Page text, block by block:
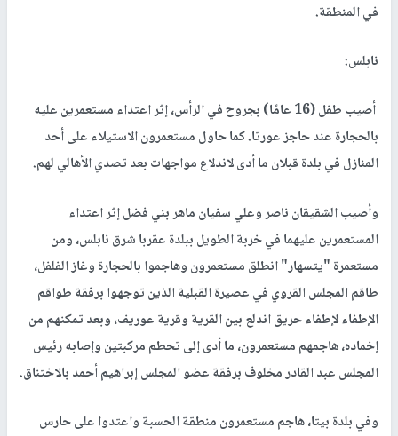
في المنطقة.
نابلس:
أصيب طفل (16 عامًا) بجروح في الرأس، إثر اعتداء مستعمرين عليه
بالحجارة عند حاجز عورتا. كما حاول مستعمرون الاستيلاء على أحد
المنازل في بلدة قبلان ما أدى لاندلاع مواجهات بعد تصدي الأهالي لهم.
وأصيب الشقيقان ناصر وعلي سفيان ماهر بني فضل إثر اعتداء
المستعمرين عليهما في خربة الطويل ببلدة عقربا شرق نابلس، ومن
مستعمرة "يتسهار" انطلق مستعمرون وهاجموا بالحجارة وغاز الفلفل،
طاقم المجلس القروي في عصيرة القبلية الذين توجهوا برفقة طواقم
الإطفاء لإطفاء حريق اندلع بين القرية وقرية عوريف، وبعد تمكنهم من
إخماده، هاجمهم مستعمرون، ما أدى إلى تحطم مركبتين وإصابه رئيس
المجلس عبد القادر مخلوف برفقة عضو المجلس إبراهيم أحمد بالاختناق.
وفي بلدة بيتا، هاجم مستعمرون منطقة الحسبة واعتدوا على حارس